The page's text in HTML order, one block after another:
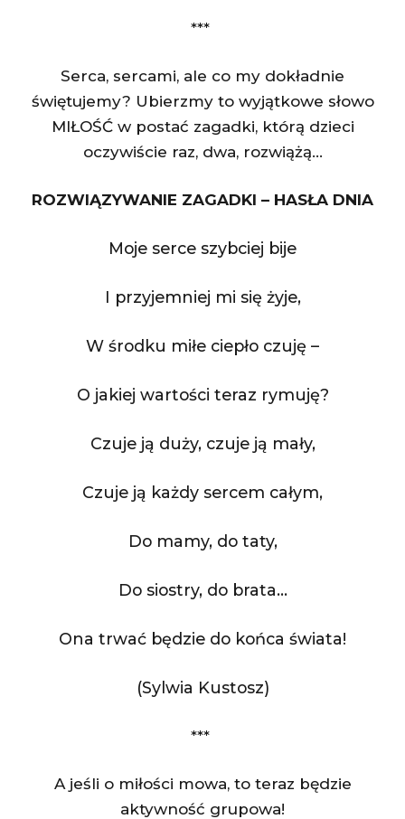
***
Serca, sercami, ale co my dokładnie
świętujemy? Ubierzmy to wyjątkowe słowo
MIŁOŚĆ w postać zagadki, którą dzieci
oczywiście raz, dwa, rozwiążą…
ROZWIĄZYWANIE ZAGADKI – HASŁA DNIA
Moje serce szybciej bije
I przyjemniej mi się żyje,
W środku miłe ciepło czuję –
O jakiej wartości teraz rymuję?
Czuje ją duży, czuje ją mały,
Czuje ją każdy sercem całym,
Do mamy, do taty,
Do siostry, do brata…
Ona trwać będzie do końca świata!
(Sylwia Kustosz)
***
A jeśli o miłości mowa, to teraz będzie
aktywność grupowa!